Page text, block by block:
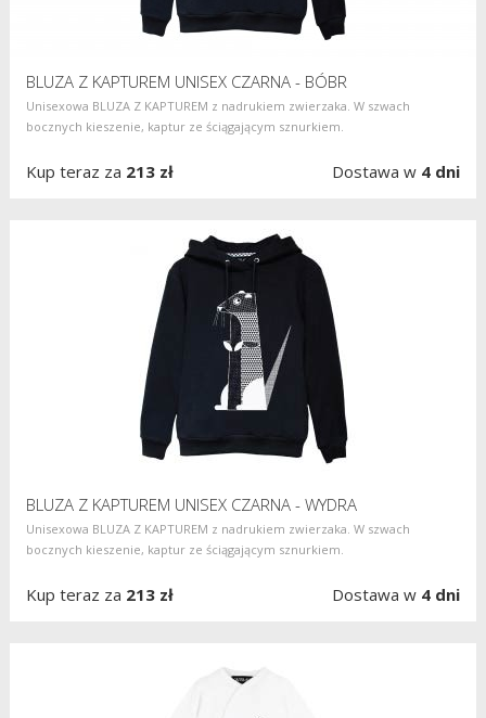
BLUZA Z KAPTUREM UNISEX CZARNA - BÓBR
​Unisexowa BLUZA Z KAPTUREM z nadrukiem zwierzaka. W szwach
bocznych kieszenie, kaptur ze ściągającym sznurkiem.
Kup teraz za 213 zł Dostawa w 4 dni
BLUZA Z KAPTUREM UNISEX CZARNA - WYDRA
Unisexowa BLUZA Z KAPTUREM z nadrukiem zwierzaka. W szwach
bocznych kieszenie, kaptur ze ściągającym sznurkiem.
Kup teraz za 213 zł Dostawa w 4 dni